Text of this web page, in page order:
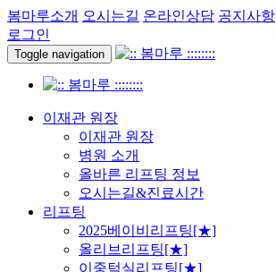
봄마루소개 오시는길 온라인상담 공지사항
로그인
Toggle navigation
이재관 원장
이재관 원장
병원 소개
올바른 리프팅 정보
오시는길&진료시간
리프팅
2025베이비리프팅[★]
올리브리프팅[★]
이중턱실리프팅[★]